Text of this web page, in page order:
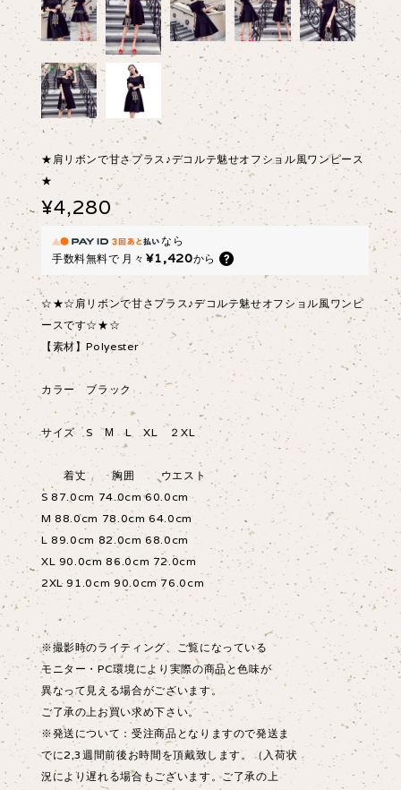
★肩リボンで甘さプラス♪デコルテ魅せオフショル風ワンピース
★
¥4,280
なら
手数料無料で 月々 ¥1,420から
☆★☆肩リボンで甘さプラス♪デコルテ魅せオフショル風ワンピ
ースです☆★☆
【素材】Polyester
カラー ブラック
サイズ S М L XL ２XL
着丈 胸囲 ウエスト
S 87.0cm 74.0cm 60.0cm
M 88.0cm 78.0cm 64.0cm
L 89.0cm 82.0cm 68.0cm
XL 90.0cm 86.0cm 72.0cm
2XL 91.0cm 90.0cm 76.0cm
※撮影時のライティング、ご覧になっている
モニター・PC環境により実際の商品と色味が
異なって見える場合がございます。
ご了承の上お買い求め下さい。
※発送について：受注商品となりますので発送ま
でに2,3週間前後お時間を頂戴致します。（入荷状
況により遅れる場合もございます。ご了承の上